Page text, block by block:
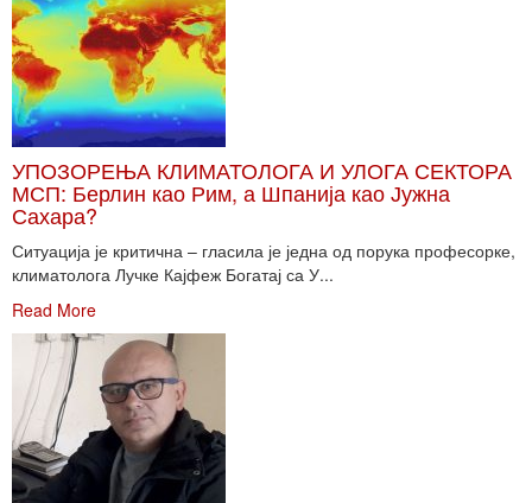
УПОЗОРЕЊА КЛИМАТОЛОГА И УЛОГА СЕКТОРА
МСП: Берлин као Рим, а Шпанија као Јужна
Сахара?
Ситуација је критична – гласила је једна од порука професорке,
климатолога Лучке Кајфеж Богатај са У...
Read More